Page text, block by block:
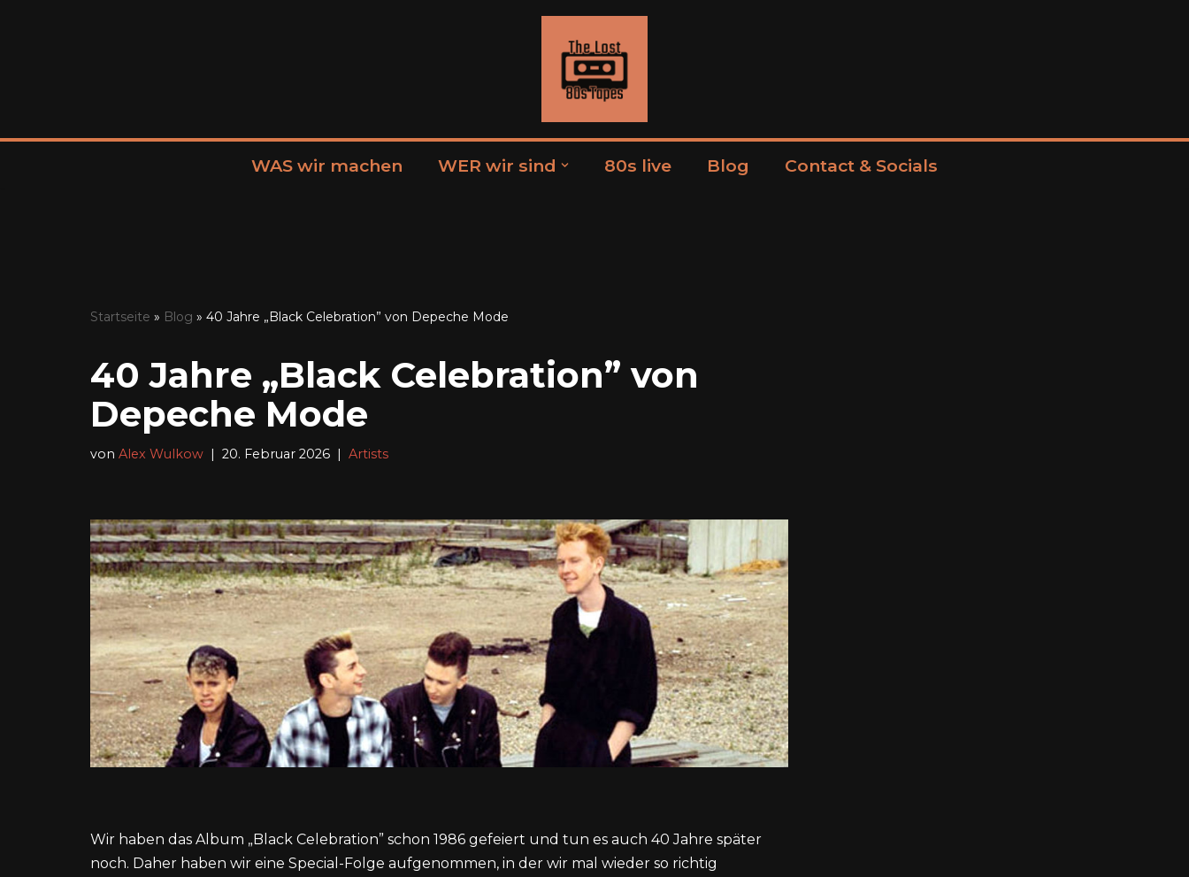
WAS wir machen WER wir sind 80s live Blog Contact & Socials
Startseite » Blog » 40 Jahre „Black Celebration” von Depeche Mode
40 Jahre „Black Celebration” von
Depeche Mode
von Alex Wulkow 20. Februar 2026 Artists
Wir haben das Album „Black Celebration” schon 1986 gefeiert und tun es auch 40 Jahre später
noch. Daher haben wir eine Special-Folge aufgenommen, in der wir mal wieder so richtig